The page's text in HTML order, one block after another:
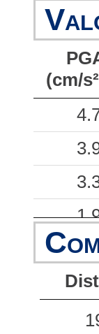
(cm/
(cm/
Dist